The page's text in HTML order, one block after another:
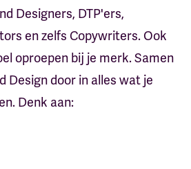
Designers, DTP'ers,
en zelfs Copywriters. Ook
oproepen bij je merk. Samen
Design door in alles wat je
Denk aan: